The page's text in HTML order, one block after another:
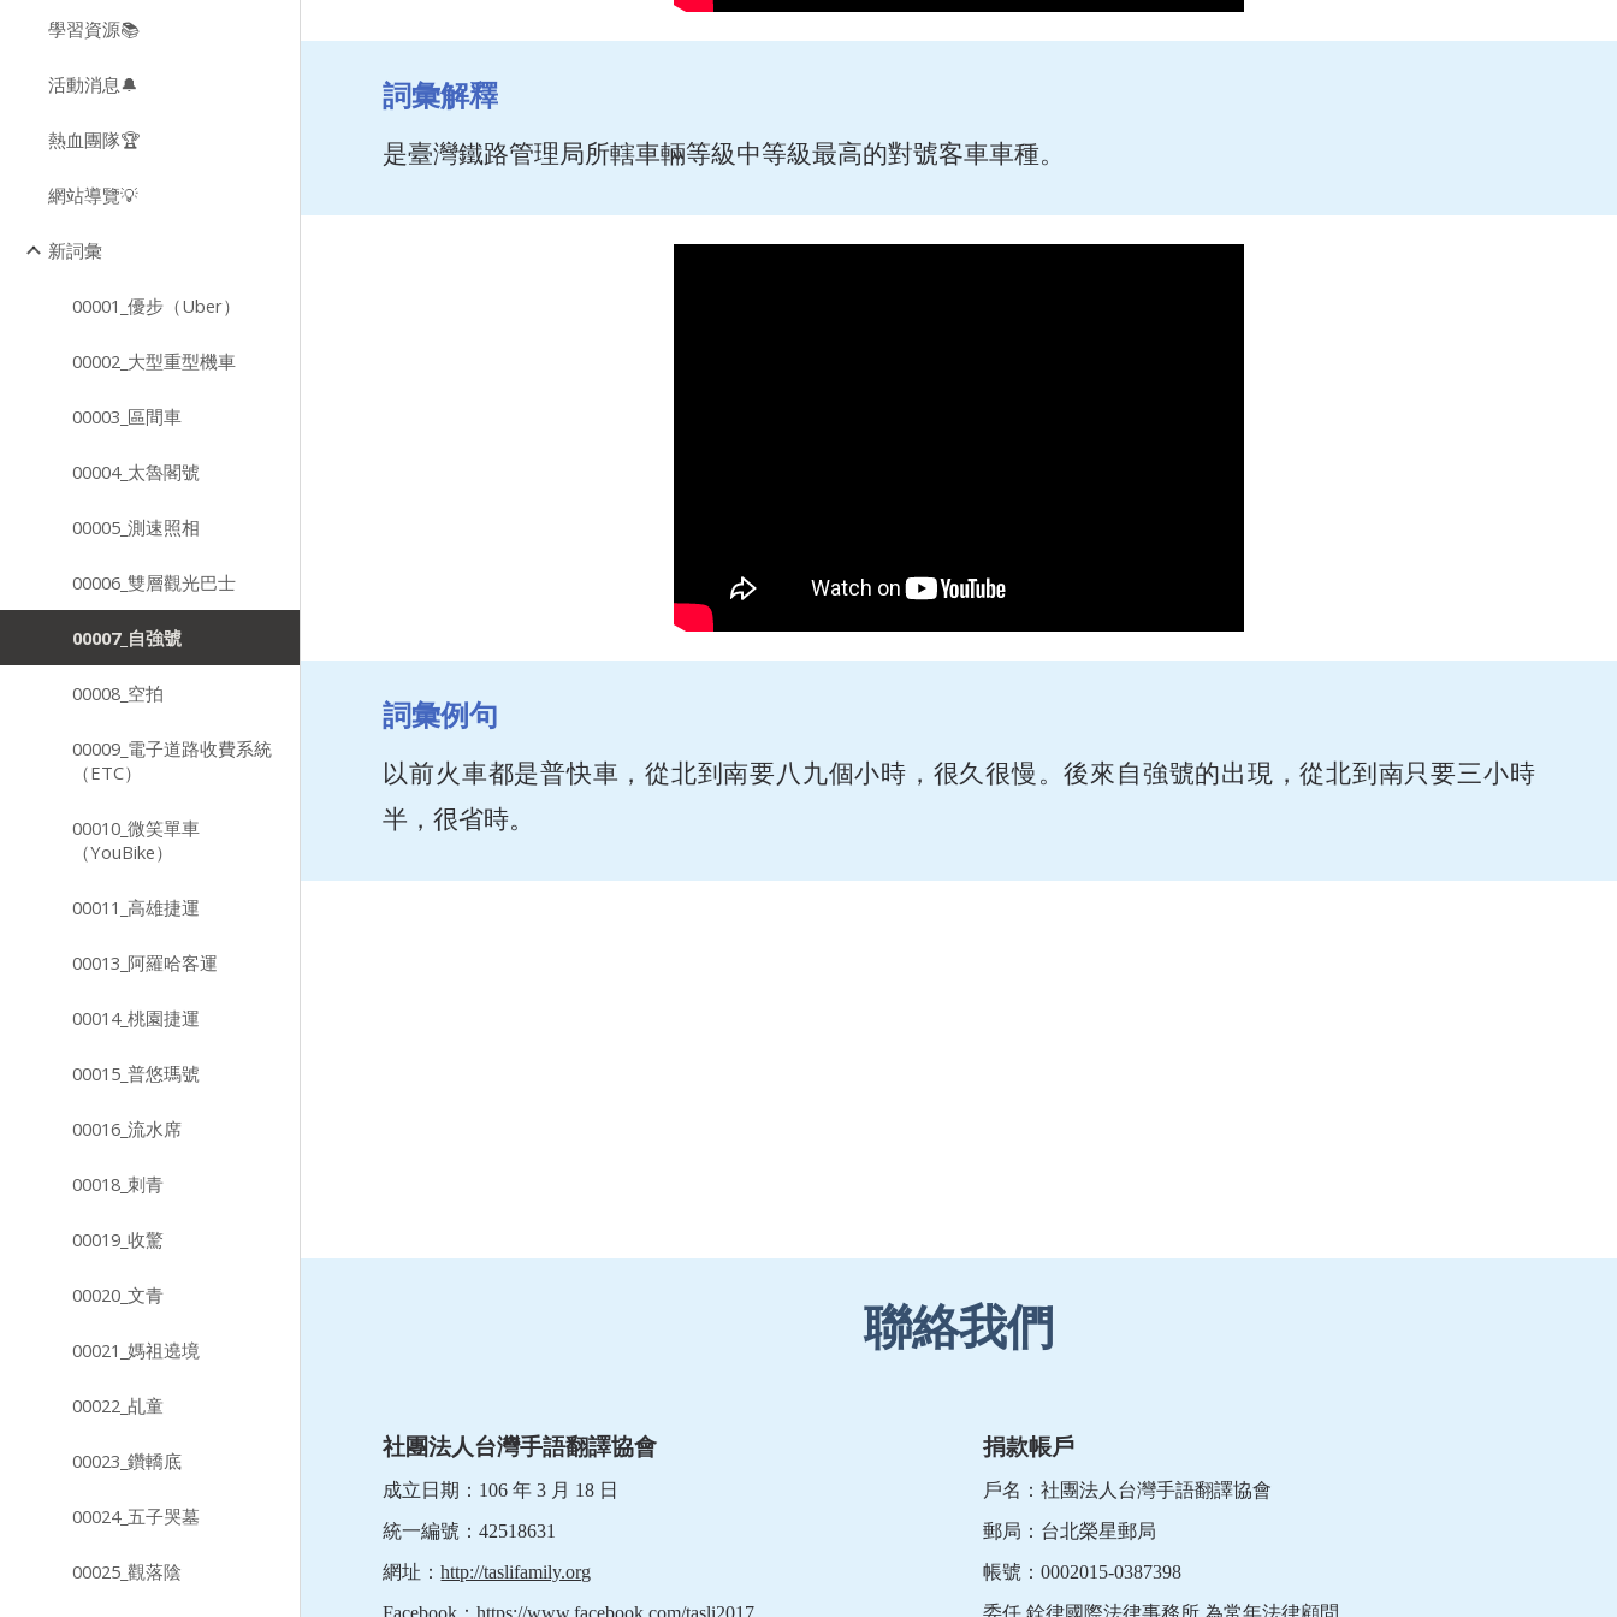
學習資源📚
活動消息🔔
熱血團隊🏆
網站導覽💡
新詞彙
00001_優步（Uber）
00002_大型重型機車
00003_區間車
00004_太魯閣號
00005_測速照相
00006_雙層觀光巴士
00007_自強號
00008_空拍
00009_電子道路收費系統
（ETC）
00010_微笑單車
（YouBike）
00011_高雄捷運
00013_阿羅哈客運
00014_桃園捷運
00015_普悠瑪號
00016_流水席
00018_刺青
00019_收驚
00020_文青
00021_媽祖遶境
00022_乩童
00023_鑽轎底
00024_五子哭墓
00025_觀落陰
詞彙解釋
是臺灣鐵路管理局所轄車輛等級中等級最高的對號客車車種。
詞彙例句
以前火車都是普快車，從北到南要八九個小時，很久很慢。後來自強號的出現，從北到南只要三小時
半，很省時。
聯絡我們
社團法人台灣手語翻譯協會
成立日期：106 年 3 月 18 日
統一編號：42518631
網址：http://taslifamily.org
Facebook：https://www.facebook.com/tasli2017
捐款帳戶
戶名：社團法人台灣手語翻譯協會
郵局：台北榮星郵局
帳號：0002015-0387398
委任 銓律國際法律事務所 為常年法律顧問